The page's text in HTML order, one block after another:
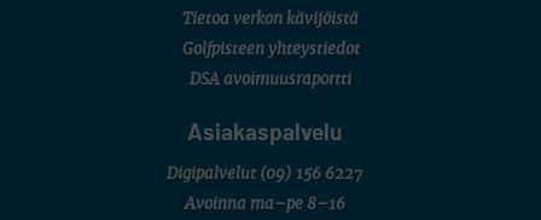
Tietoa verkon kävijöistä
Golfpisteen yhteystiedot
DSA avoimuusraportti
Asiakaspalvelu
Digipalvelut (09) 156 6227
Avoinna ma–pe 8–16